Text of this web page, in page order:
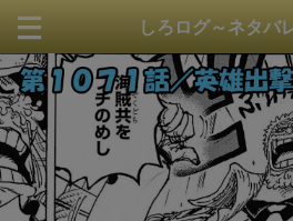
しろログ～ネタバ